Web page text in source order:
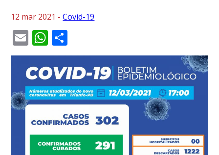
12 mar 2021 -Covid-19
EmailWhatsApp